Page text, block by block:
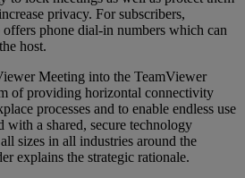
privacy. For subscribers,
phone dial-in numbers which can
host.
Meeting into the TeamViewer
of providing horizontal connectivity
processes and to enable endless use
with a shared, secure technology
sizes in all industries around the
explains the strategic rationale.